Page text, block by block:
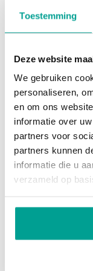
Toestemming
Deze website
We gebruiken
personaliseren,
en om ons
informatie over
partners voor
partners kunnen
informatie die u
verzameld op
aangelegde
Vanuit de
1e verdieping:
Op de overloop
slaapkamers:
de voorzijde,
De gehele
vloer. De
De moderne
inloopdouche,
Permanente
Onderhoud binnen
Onderhoud buiten
Huidig gebruik
Huidige bestemming
Voorzieningen